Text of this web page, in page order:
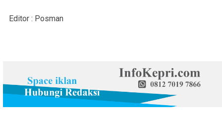
Editor : Posman